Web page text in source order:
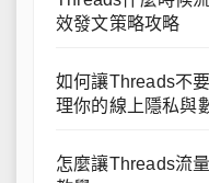
效發文策略攻略
如何讓Threads不
理你的線上隱私與
怎麼讓Threads流